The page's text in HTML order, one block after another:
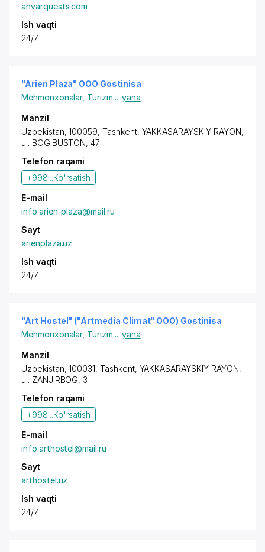
anvarquests.com
Ish vaqti
24/7
"Arien Plaza" OOO Gostinisa
Mehmonxonalar, Turizm... yana
Manzil
Uzbekistan, 100059, Tashkent, YAKKASARAYSKIY RAYON,
ul. BOGIBUSTON, 47
Telefon raqami
+998...Ko'rsatish
E-mail
info.arien-plaza@mail.ru
Sayt
arienplaza.uz
Ish vaqti
24/7
"Art Hostel" ("Artmedia Climat" OOO) Gostinisa
Mehmonxonalar, Turizm... yana
Manzil
Uzbekistan, 100031, Tashkent, YAKKASARAYSKIY RAYON,
ul. ZANJIRBOG, 3
Telefon raqami
+998...Ko'rsatish
E-mail
info.arthostel@mail.ru
Sayt
arthostel.uz
Ish vaqti
24/7